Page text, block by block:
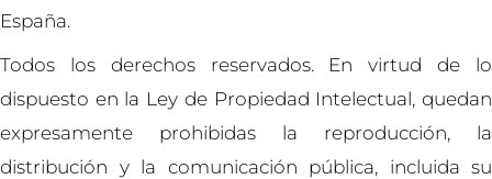
España.
Todos los derechos reservados. En virtud de lo
dispuesto en la Ley de Propiedad Intelectual, quedan
expresamente prohibidas la reproducción, la
distribución y la comunicación pública, incluida su